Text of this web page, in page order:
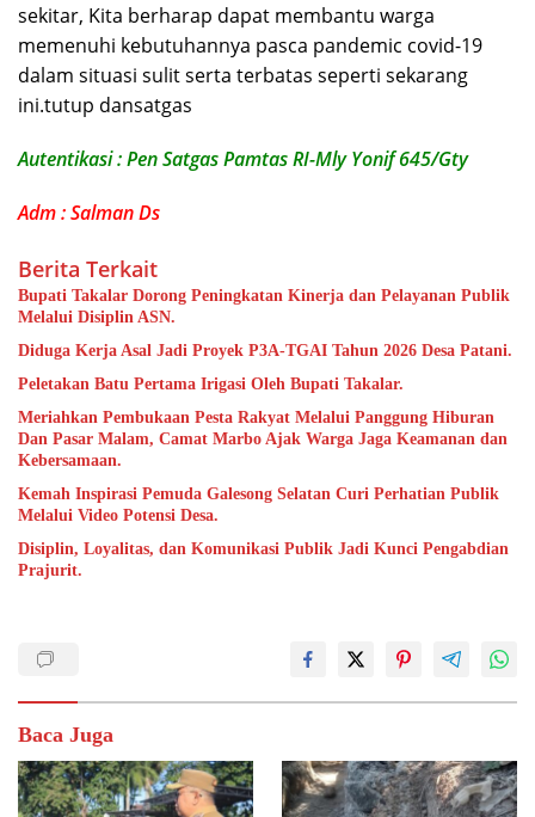
sekitar, Kita berharap dapat membantu warga
memenuhi kebutuhannya pasca pandemic covid-19
dalam situasi sulit serta terbatas seperti sekarang
ini.tutup dansatgas
Autentikasi : Pen Satgas Pamtas RI-Mly Yonif 645/Gty
Adm : Salman Ds
Berita Terkait
Bupati Takalar Dorong Peningkatan Kinerja dan Pelayanan Publik
Melalui Disiplin ASN.
Diduga Kerja Asal Jadi Proyek P3A-TGAI Tahun 2026 Desa Patani.
Peletakan Batu Pertama Irigasi Oleh Bupati Takalar.
Meriahkan Pembukaan Pesta Rakyat Melalui Panggung Hiburan
Dan Pasar Malam, Camat Marbo Ajak Warga Jaga Keamanan dan
Kebersamaan.
Kemah Inspirasi Pemuda Galesong Selatan Curi Perhatian Publik
Melalui Video Potensi Desa.
Disiplin, Loyalitas, dan Komunikasi Publik Jadi Kunci Pengabdian
Prajurit.
Baca Juga